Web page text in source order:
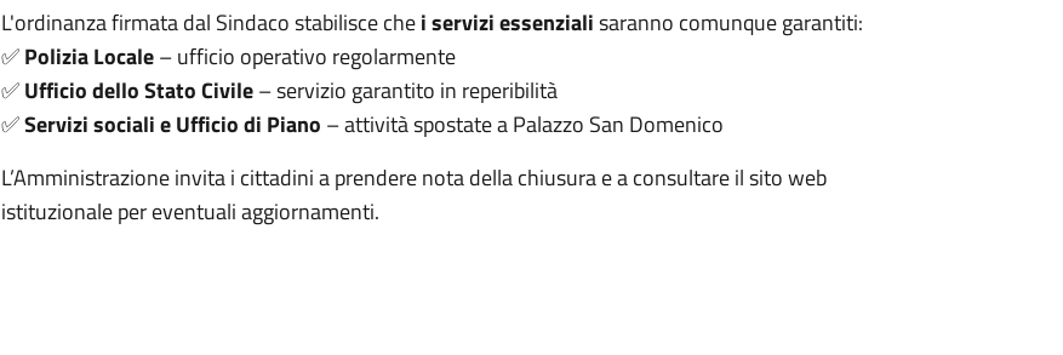
L'ordinanza firmata dal Sindaco stabilisce chei servizi essenzialisaranno comunque garantiti:
✅Polizia Locale– ufficio operativo regolarmente
✅Ufficio dello Stato Civile– servizio garantito in reperibilità
✅Servizi sociali e Ufficio di Piano – attività spostate a Palazzo San Domenico
L’Amministrazione invita i cittadini a prendere nota della chiusura e a consultare il sito web
istituzionale per eventuali aggiornamenti.